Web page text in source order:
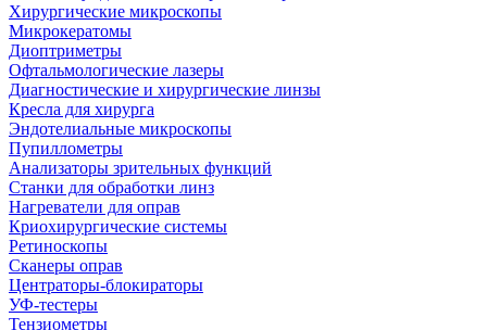
Хирургические микроскопы
Микрокератомы
Диоптриметры
Офтальмологические лазеры
Диагностические и хирургические линзы
Кресла для хирурга
Эндотелиальные микроскопы
Пупиллометры
Анализаторы зрительных функций
Станки для обработки линз
Нагреватели для оправ
Криохирургические системы
Ретиноскопы
Сканеры оправ
Центраторы-блокираторы
УФ-тестеры
Тензиометры